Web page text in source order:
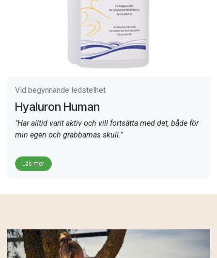
Vid begynnande ledstelhet
Hyaluron Human
"Har alltid varit aktiv och vill fortsätta med det, både för
min egen och grabbarnas skull."
Läs mer